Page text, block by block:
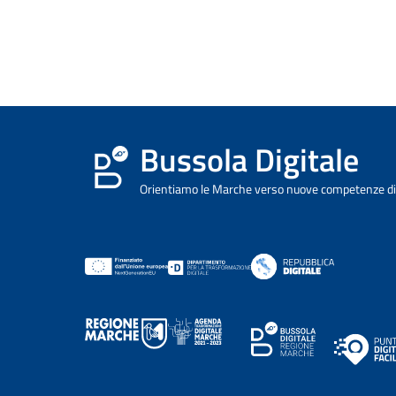
Bussola Digitale
Orientiamo le Marche verso nuove competenze